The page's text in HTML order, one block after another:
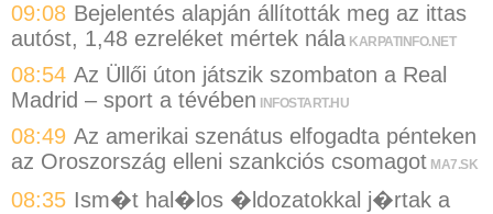
09:08 Bejelentés alapján állították meg az ittas
autóst, 1,48 ezreléket mértek nála KARPATINFO.NET
08:54 Az Üllői úton játszik szombaton a Real
Madrid – sport a tévében
INFOSTART.HU
08:49 Az amerikai szenátus elfogadta pénteken
az Oroszország elleni szankciós csomagot MA7.SK
08:35 Ism�t hal�los �ldozatokkal j�rtak a